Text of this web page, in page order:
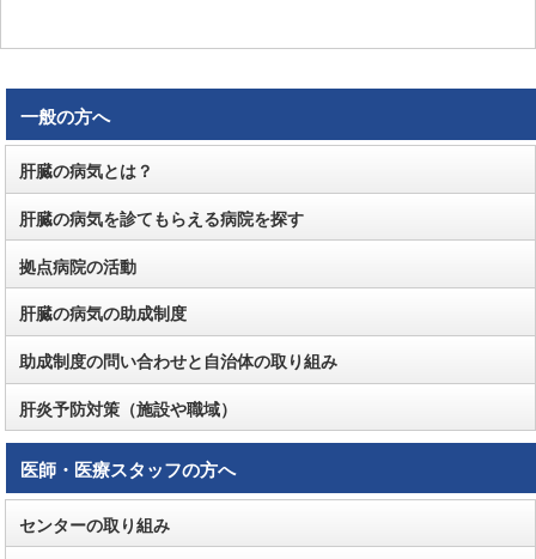
一般の方へ
肝臓の病気とは？
肝臓の病気を診てもらえる病院を探す
拠点病院の活動
肝臓の病気の助成制度
助成制度の問い合わせと自治体の取り組み
肝炎予防対策（施設や職域）
医師・医療スタッフの方へ
センターの取り組み